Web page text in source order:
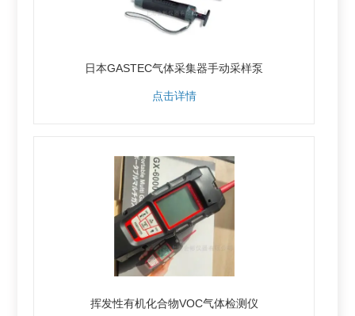
日本GASTEC气体采集器手动采样泵
点击详情
挥发性有机化合物VOC气体检测仪